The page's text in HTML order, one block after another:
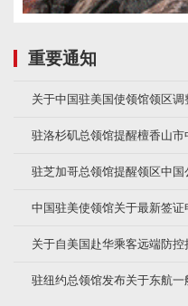
重要通知
关于中国驻美国使领馆领区调
驻洛杉矶总领馆提醒檀香山
驻芝加哥总领馆提醒领区中
中国驻美使领馆关于最新签证
关于自美国赴华乘客远端防控
驻纽约总领馆发布关于东航